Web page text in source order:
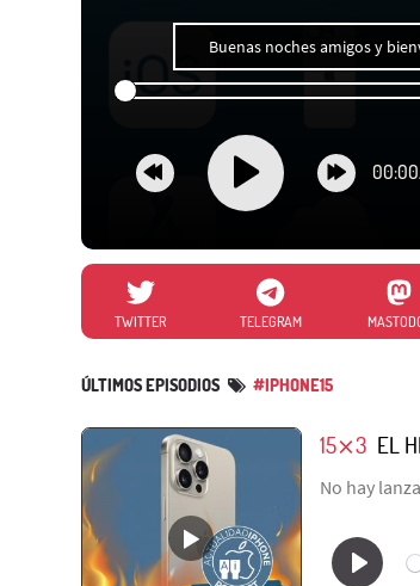
Buenas noches amigos y
00:00
TWITTER TELEGRAM
ÚLTIMOS EPISODIOS #IPHONE15
15⨯3 EL
No hay